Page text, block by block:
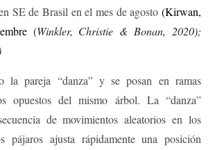
SE de Brasil en el mes de agosto (Kirwan,
(Winkler, Christie & Bonan, 2020);
la pareja “danza” y se posan en ramas
opuestos del mismo árbol. La “danza”
de movimientos aleatorios en los
pájaros ajusta rápidamente una posición